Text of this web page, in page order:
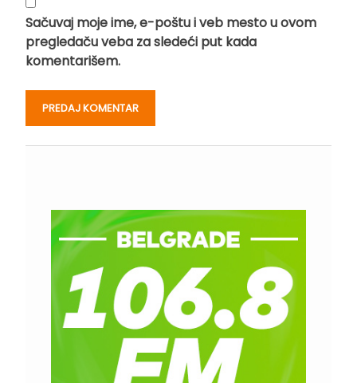
Sačuvaj moje ime, e-poštu i veb mesto u ovom
pregledaču veba za sledeći put kada
komentarišem.